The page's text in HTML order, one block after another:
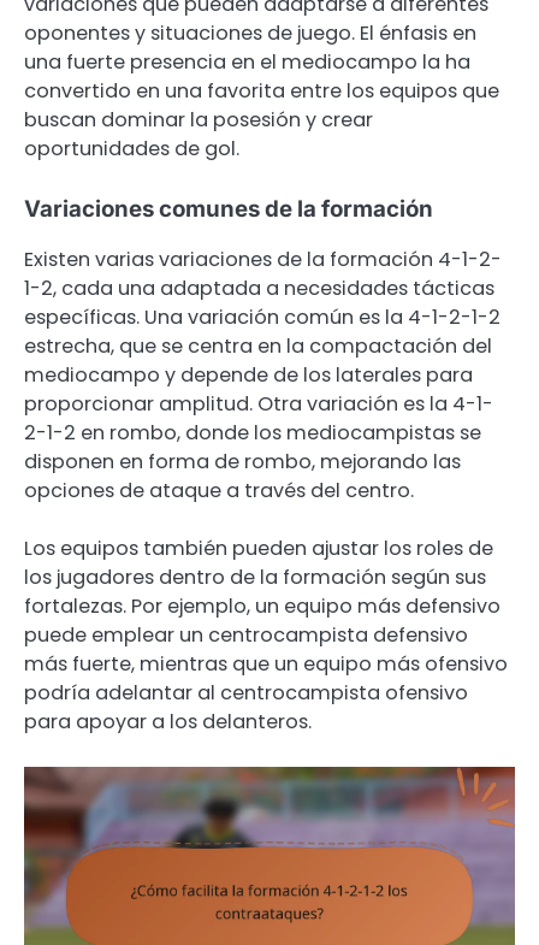
oponentes y situaciones de juego. El énfasis en
una fuerte presencia en el mediocampo la ha
convertido en una favorita entre los equipos que
buscan dominar la posesión y crear
oportunidades de gol.
Variaciones comunes de la formación
Existen varias variaciones de la formación 4-1-2-
1-2, cada una adaptada a necesidades tácticas
específicas. Una variación común es la 4-1-2-1-2
estrecha, que se centra en la compactación del
mediocampo y depende de los laterales para
proporcionar amplitud. Otra variación es la 4-1-
2-1-2 en rombo, donde los mediocampistas se
disponen en forma de rombo, mejorando las
opciones de ataque a través del centro.
Los equipos también pueden ajustar los roles de
los jugadores dentro de la formación según sus
fortalezas. Por ejemplo, un equipo más defensivo
puede emplear un centrocampista defensivo
más fuerte, mientras que un equipo más ofensivo
podría adelantar al centrocampista ofensivo
para apoyar a los delanteros.